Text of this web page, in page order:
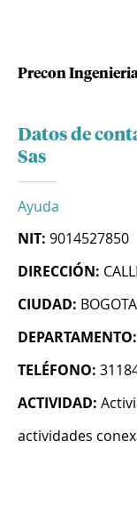
Precon Ingenieria
Datos de
Sas
Ayuda
NIT: 9014527850
DIRECCIÓN:
CIUDAD:
DEPARTAMENTO:
TELÉFONO:
ACTIVIDAD:
actividades